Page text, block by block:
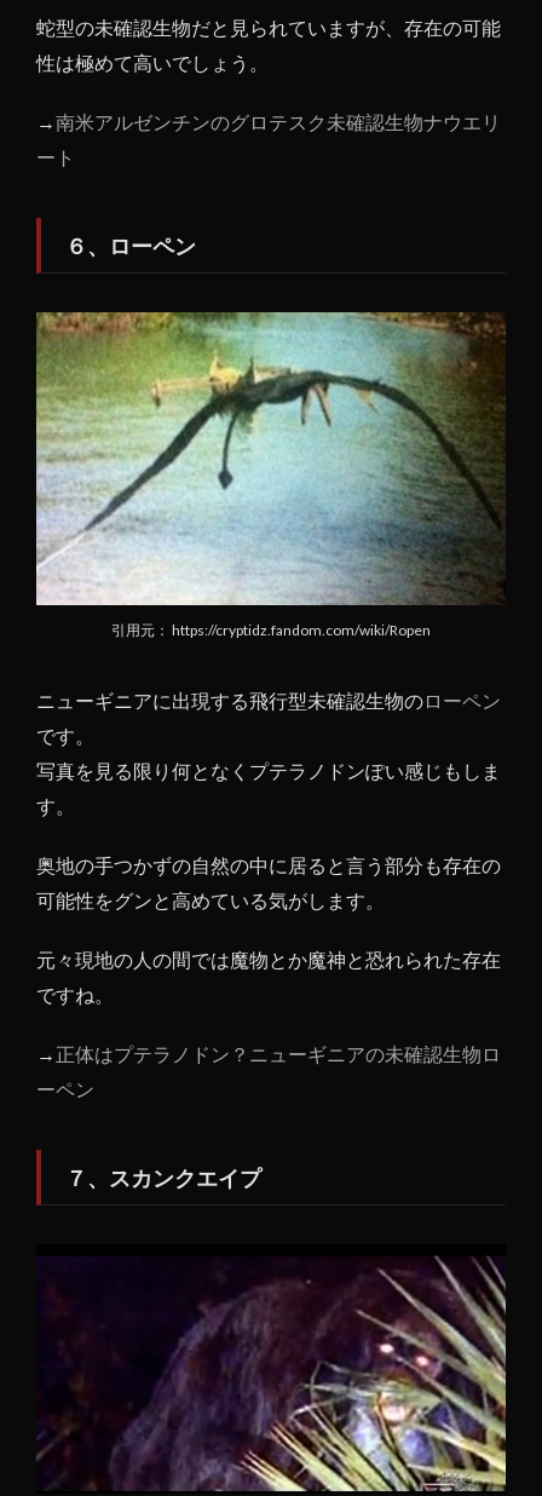
蛇型の未確認生物だと見られていますが、存在の可能
性は極めて高いでしょう。
→南米アルゼンチンのグロテスク未確認生物ナウエリ
ート
６、ローペン
引用元： https://cryptidz.fandom.com/wiki/Ropen
ニューギニアに出現する飛行型未確認生物のローペン
です。
写真を見る限り何となくプテラノドンぽい感じもしま
す。
奥地の手つかずの自然の中に居ると言う部分も存在の
可能性をグンと高めている気がします。
元々現地の人の間では魔物とか魔神と恐れられた存在
ですね。
→ 正体はプテラノドン？ニューギニアの未確認生物ロ
ーペン
７、スカンクエイプ